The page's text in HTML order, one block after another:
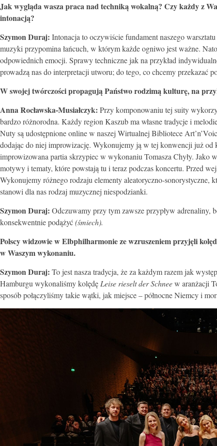
Jak wygląda wasza praca nad techniką wokalną? Czy każdy z
intonacją?
Szymon Duraj: Intonacja to oczywiście fundament naszego
muzyki przypomina łańcuch, w którym każde ogniwo jest ważne.
odpowiednich emocji. Sprawy techniczne jak na przykład
prowadzą nas do interpretacji utworu; do tego, co chcemy przekazać
W swojej twórczości propagują Państwo rodzimą kulturę, na
Anna Rocławska-Musiałczyk: Przy komponowaniu tej suity
bardzo różnorodna. Każdy region Kaszub ma własne tradycje i
Nuty są udostępnione online w naszej Wirtualnej Bibliotece
dodając do niej improwizację. Wykonujemy ją w tej konwencji już
improwizowana partia skrzypiec w wykonaniu Tomasza Chyły.
motywy i tematy, które powstają tu i teraz podczas koncertu. Przed
Wykonujemy różnego rodzaju elementy aleatoryczno-
stanowi dla nas rodzaj muzycznej niespodzianki.
Szymon Duraj: Odczuwamy przy tym zawsze przypływ
konsekwentnie podążyć(śmiech).
Polscy widzowie w Elbphilharmonie ze wzruszeniem przyjęli
w Waszym wykonaniu.
Szymon Duraj: To jest nasza tradycja, że za każdym razem jak
Hamburgu wykonaliśmy kolędę Leise rieselt der Schneew aranżacji
sposób połączyliśmy takie wątki, jak miejsce – północne Niemcy i